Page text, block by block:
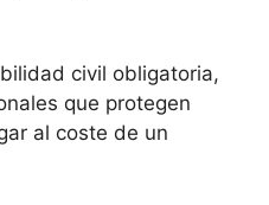
civil obligatoria,
que protegen
al coste de un